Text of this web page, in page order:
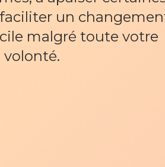
un
malgré toute votre
volonté.